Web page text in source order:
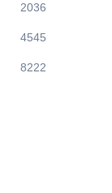
2036
4545
8222